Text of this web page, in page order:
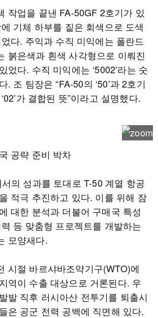
작업을 끝낸 FA-50GF 2호기가 있
기체 하부를 짙은 회색으로 도색
다. 주익과 수직 미익에는 폴란드
붉은색과 흰색 사각형으로 이뤄진
었다. 수직 미익에는 ‘5002’라는 숫
. 조 팀장은 “FA-50의 ‘50’과 2호기
가 결합된 뜻”이라고 설명했다.
공략 준비 박차
의 성과를 토대로 T-50 계열 항공
적극 추진하고 있다. 이를 위해 잠
대한 분석과 더불어 구매국 특성
등 맞춤형 프로젝트를 개발하는
모양새다.
시절 바르샤바조약기구(WTO)에
역이 수출 대상으로 거론된다. 우
발 직후 러시아산 전투기를 퇴출시
은 공군 전력 공백에 직면해 있다.